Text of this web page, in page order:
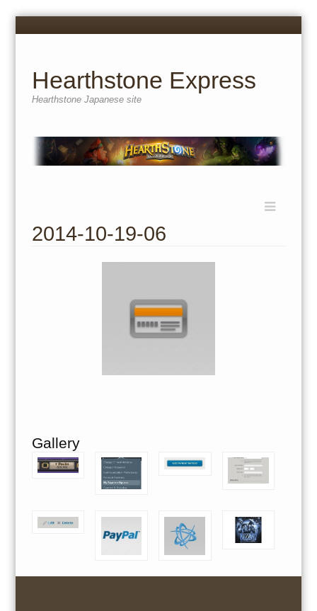
Menu
Hearthstone Express
Hearthstone Japanese site
content
2014-10-19-06
Gallery